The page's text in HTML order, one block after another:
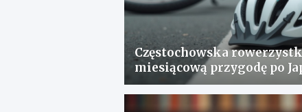
Częstochowska
miesiącową przygodę po